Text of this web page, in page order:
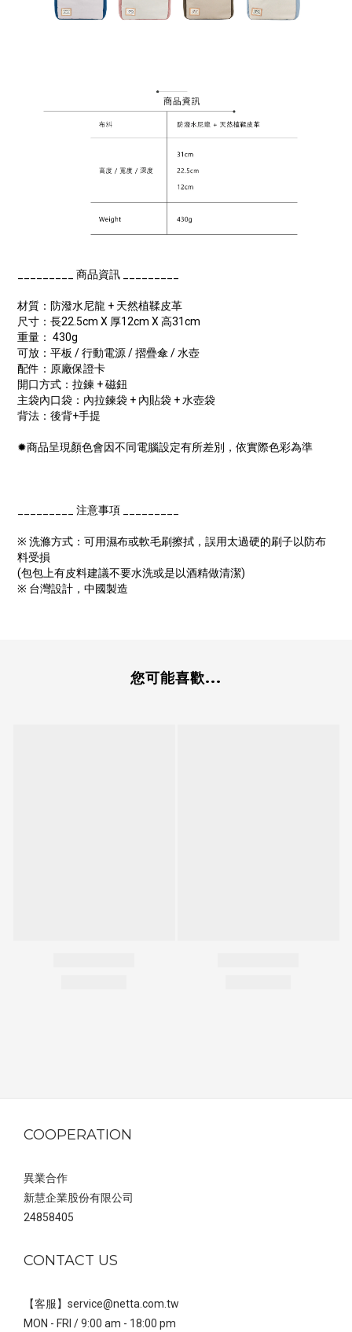
_________ 商品資訊 _________
材質：防潑水尼龍 + 天然植鞣皮革
尺寸：長22.5cm X 厚12cm X 高31cm
重量： 430g
可放：平板 / 行動電源 / 摺疊傘 / 水壺
配件：原廠保證卡
開口方式：拉鍊 + 磁鈕
主袋內口袋：內拉鍊袋 + 內貼袋 + 水壺袋
背法：後背+手提
✹商品呈現顏色會因不同電腦設定有所差別，依實際色彩為準
_________ 注意事項 _________
※ 洗滌方式：可用濕布或軟毛刷擦拭，誤用太過硬的刷子以防布
料受損
(包包上有皮料建議不要水洗或是以酒精做清潔)
※ 台灣設計，中國製造
您可能喜歡...
COOPERATION
異業合作
新慧企業股份有限公司
24858405
CONTACT US
【客服】service@netta.com.tw
MON - FRI / 9:00 am - 18:00 pm